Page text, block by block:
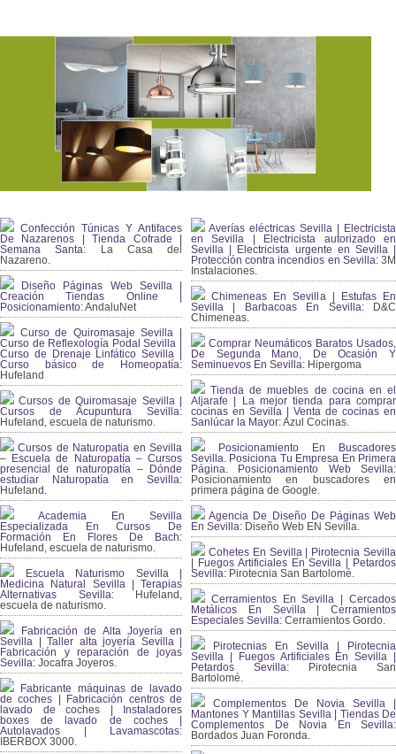
Confección Túnicas Y Antifaces
De Nazarenos | Tienda Cofrade |
Semana Santa: La Casa del
Nazareno.
Diseño Páginas Web Sevilla |
Creación Tiendas Online |
Posicionamiento:AndaluNet
Curso de Quiromasaje Sevilla |
Curso de Reflexología Podal Sevilla |
Curso de Drenaje Linfático Sevilla |
Curso básico de Homeopatía:
Hufeland
Cursos de Quiromasaje Sevilla |
Cursos de Acupuntura Sevilla:
Hufeland, escuela de naturismo.
Cursos de Naturopatia en Sevilla
– Escuela de Naturopatía – Cursos
presencial de naturopatía – Dónde
estudiar Naturopatía en Sevilla:
Hufeland.
Academia En Sevilla
Especializada En Cursos De
Formación En Flores De Bach:
Hufeland, escuela de naturismo.
Escuela Naturismo Sevilla |
Medicina Natural Sevilla | Terapias
Alternativas Sevilla: Hufeland,
escuela de naturismo.
Fabricación de Alta Joyería en
Sevilla | Taller alta joyería Sevilla |
Fabricación y reparación de joyas
Sevilla: Jocafra Joyeros.
Fabricante máquinas de lavado
de coches | Fabricación centros de
lavado de coches | Instaladores
boxes de lavado de coches |
Autolavados | Lavamascotas:
IBERBOX 3000.
Averías eléctricas Sevilla | Electricista
en Sevilla | Electricista autorizado en
Sevilla | Electricista urgente en Sevilla |
Protección contra incendios en Sevilla:3M
Instalaciones.
Chimeneas En Sevilla | Estufas En
Sevilla | Barbacoas En Sevilla:D&C
Chimeneas.
Comprar Neumáticos Baratos Usados,
De Segunda Mano, De Ocasión Y
Seminuevos En Sevilla: Hipergoma
Tienda de muebles de cocina en el
Aljarafe | La mejor tienda para comprar
cocinas en Sevilla | Venta de cocinas en
Sanlúcar la Mayor:Azul Cocinas.
Posicionamiento En Buscadores
Sevilla. Posiciona Tu Empresa En Primera
Página. Posicionamiento Web Sevilla:
Posicionamiento en buscadores en
primera página de Google.
Agencia De Diseño De Páginas Web
En Sevilla: Diseño Web EN Sevilla.
Cohetes En Sevilla | Pirotecnia Sevilla
| Fuegos Artificiales En Sevilla | Petardos
Sevilla: Pirotecnia San Bartolomé.
Cerramientos En Sevilla | Cercados
Metálicos En Sevilla | Cerramientos
Especiales Sevilla: Cerramientos Gordo.
Pirotecnias En Sevilla | Pirotecnia
Sevilla | Fuegos Artificiales En Sevilla |
Petardos Sevilla: Pirotecnia San
Bartolomé.
Complementos De Novia Sevilla |
Mantones Y Mantillas Sevilla | Tiendas De
Complementos De Novia En Sevilla:
Bordados Juan Foronda.